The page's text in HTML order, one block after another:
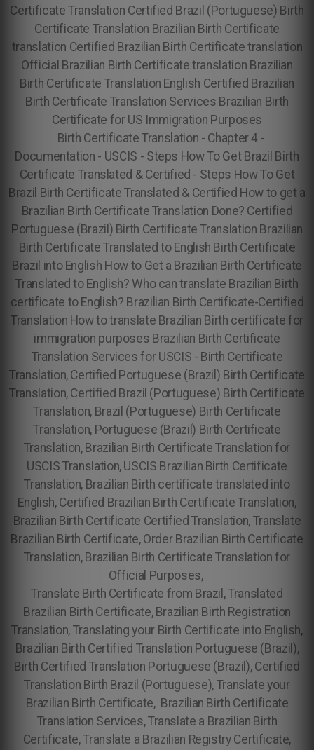
Certificate Translation Certified Brazil (Portuguese) Birth
Certificate Translation Brazilian Birth Certificate
translation Certified Brazilian Birth Certificate translation
Official Brazilian Birth Certificate translation Brazilian
Birth Certificate Translation English Certified Brazilian
Birth Certificate Translation Services Brazilian Birth
Certificate for US Immigration Purposes
Birth Certificate Translation - Chapter 4 -
Documentation - USCIS - Steps How To Get Brazil Birth
Certificate Translated & Certified - Steps How To Get
Brazil Birth Certificate Translated & Certified How to get a
Brazilian Birth Certificate Translation Done? Certified
Portuguese (Brazil) Birth Certificate Translation Brazilian
Birth Certificate Translated to English Birth Certificate
Brazil into English How to Get a Brazilian Birth Certificate
Translated to English? Who can translate Brazilian Birth
certificate to English? Brazilian Birth Certificate-Certified
Translation How to translate Brazilian Birth certificate for
immigration purposes Brazilian Birth Certificate
Translation Services for USCIS - Birth Certificate
Translation, Certified Portuguese (Brazil) Birth Certificate
Translation, Certified Brazil (Portuguese) Birth Certificate
Translation, Brazil (Portuguese) Birth Certificate
Translation, Portuguese (Brazil) Birth Certificate
Translation, Brazilian Birth Certificate Translation for
USCIS Translation, USCIS Brazilian Birth Certificate
Translation, Brazilian Birth certificate translated into
English, Certified Brazilian Birth Certificate Translation,
Brazilian Birth Certificate Certified Translation, Translate
Brazilian Birth Certificate, Order Brazilian Birth Certificate
Translation, Brazilian Birth Certificate Translation for
Official Purposes,
Translate Birth Certificate from Brazil, Translated
Brazilian Birth Certificate, Brazilian Birth Registration
Translation, Translating your Birth Certificate into English,
Brazilian Birth Certified Translation Portuguese (Brazil),
Birth Certified Translation Portuguese (Brazil), Certified
Translation Birth Brazil (Portuguese), Translate your
Brazilian Birth Certificate, Brazilian Birth Certificate
Translation Services, Translate a Brazilian Birth
Certificate, Translate a Brazilian Registry Certificate,